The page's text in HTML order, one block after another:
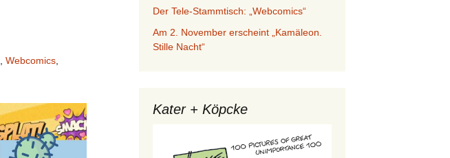
Webcomics
Der Tele-Stammtisch: „Webcomics“
Am 2. November erscheint „Kamäleon.
Stille Nacht“
Kater + Köpcke